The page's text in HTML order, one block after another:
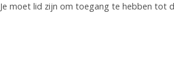
Je moet lid zijn om toegang te hebben tot